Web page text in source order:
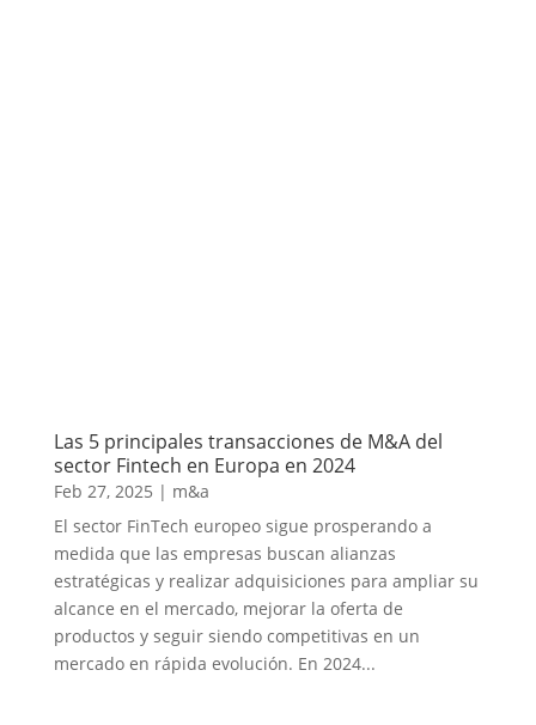
Las 5 principales transacciones de M&A del
sector Fintech en Europa en 2024
Feb 27, 2025 | m&a
El sector FinTech europeo sigue prosperando a
medida que las empresas buscan alianzas
estratégicas y realizar adquisiciones para ampliar su
alcance en el mercado, mejorar la oferta de
productos y seguir siendo competitivas en un
mercado en rápida evolución. En 2024...